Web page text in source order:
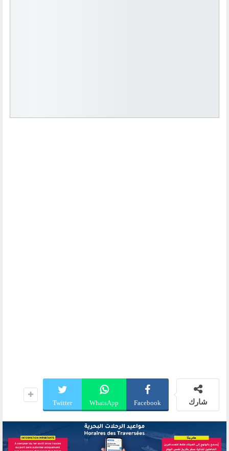
شارك Facebook
WhatsApp
Twitter